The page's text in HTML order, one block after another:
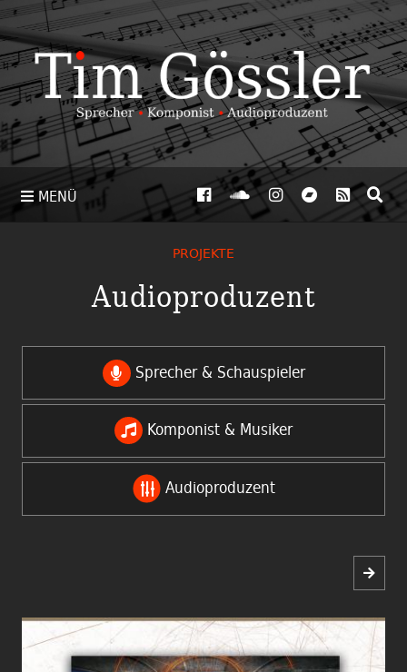
MENÜ
PROJEKTE
Audioproduzent
Sprecher & Schauspieler
Komponist & Musiker
Audioproduzent